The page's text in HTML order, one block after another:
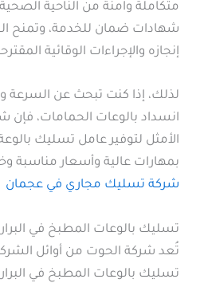
متكاملة وآمنة من الناحية
شهادات ضمان للخدمة، وتمنح
إنجازه والإجراءات الوقائية
لذلك، إذا كنت تبحث عن السرعة
انسداد بالوعات الحمامات،
الأمثل لتوفير عامل تسليك
بمهارات عالية وأسعار مناسبة
شركة تسليك مجاري في عجمان
تسليك بالوعات المطبخ في
تُعد شركة الحوت من أوائل
تسليك بالوعات المطبخ في